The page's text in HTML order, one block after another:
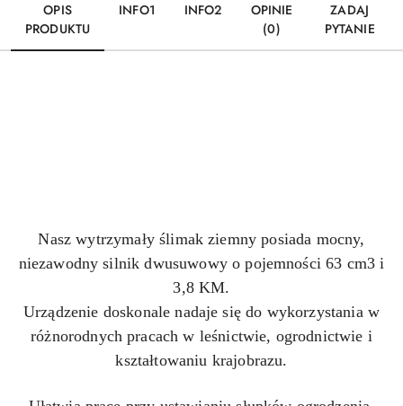
OPIS
PRODUKTU
INFO1 INFO2
OPINIE
(0)
ZADAJ
PYTANIE
Nasz wytrzymały ślimak ziemny posiada mocny,
niezawodny silnik dwusuwowy o pojemności 63 cm3 i
3,8 KM.
Urządzenie doskonale nadaje się do wykorzystania w
różnorodnych pracach w leśnictwie, ogrodnictwie i
kształtowaniu krajobrazu.